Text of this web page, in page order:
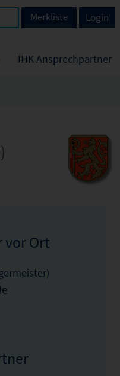
IHK Ansprechpartner
Login
Merkliste
vor Ort